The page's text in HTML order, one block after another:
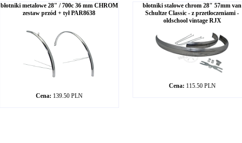
błotniki metalowe 28" / 700c 36 mm CHROM
zestaw przód + tył PAR8638
Cena: 139.50 PLN
błotniki stalowe chrom 28" 57mm van
Schultze Classic - z przetłoczeniami -
oldschool vintage RJX
Cena: 115.50 PLN